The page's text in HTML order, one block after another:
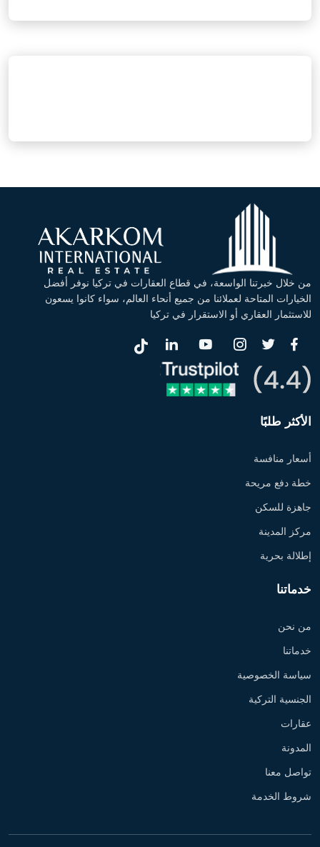
من خلال خبرتنا الواسعة، في قطاع العقارات في تركيا نوفر أفضل
الخيارات المتاحة لعملائنا من جميع أنحاء العالم، سواء كانوا يسعون
للاستثمار العقاري أو الاستقرار في تركيا
الأكثر طلبًا
أسعار منافسة
خطة دفع مريحة
جاهزة للسكن
مركز المدينة
إطلالة بحرية
خدماتنا
من نحن
خدماتنا
سياسة الخصوصية
الجنسية التركية
عقارات
المدونة
تواصل معنا
شروط الخدمة